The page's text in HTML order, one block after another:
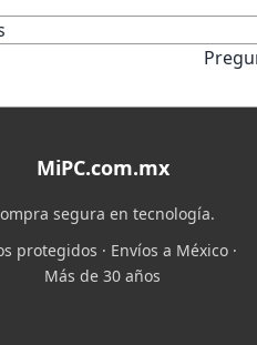
MiPC.com.mx
segura en tecnología.
protegidos · Envíos a México ·
Más de 30 años